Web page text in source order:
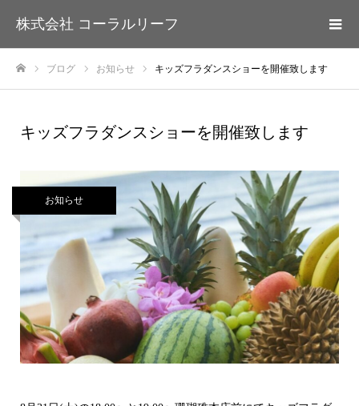
株式会社 コーラルリーフ
ブログ お知らせ キッズフラダンスショーを開催致します
キッズフラダンスショーを開催致します
お知らせ